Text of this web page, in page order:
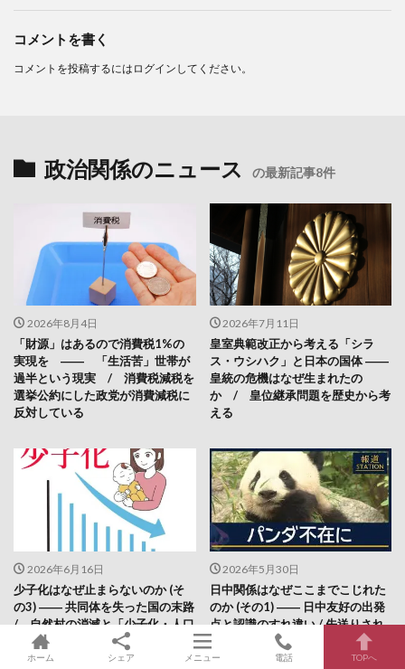
コメントを書く
コメントを投稿するには ログイン してください。
政治関係のニュース の最新記事8件
2026年8月4日
「財源」はあるので消費税1%の
実現を ―― 「生活苦」世帯が
過半という現実 / 消費税減税を
選挙公約にした政党が消費減税に
反対している
2026年7月11日
皇室典範改正から考える「シラ
ス・ウシハク」と日本の国体 ――
皇統の危機はなぜ生まれたの
か / 皇位継承問題を歴史から考
える
2026年6月16日
少子化はなぜ止まらないのか (そ
の3) ―― 共同体を失った国の末路
/ 自然村の消滅と「少子化・人口
減」の歴史的背景
2026年5月30日
日中関係はなぜここまでこじれた
のか (その1) ―― 日中友好の出発
点と認識のすれ違い / 先送りされ
た歴史認識と台湾問題を考える
ホーム シェア メニュー 電話 TOPへ